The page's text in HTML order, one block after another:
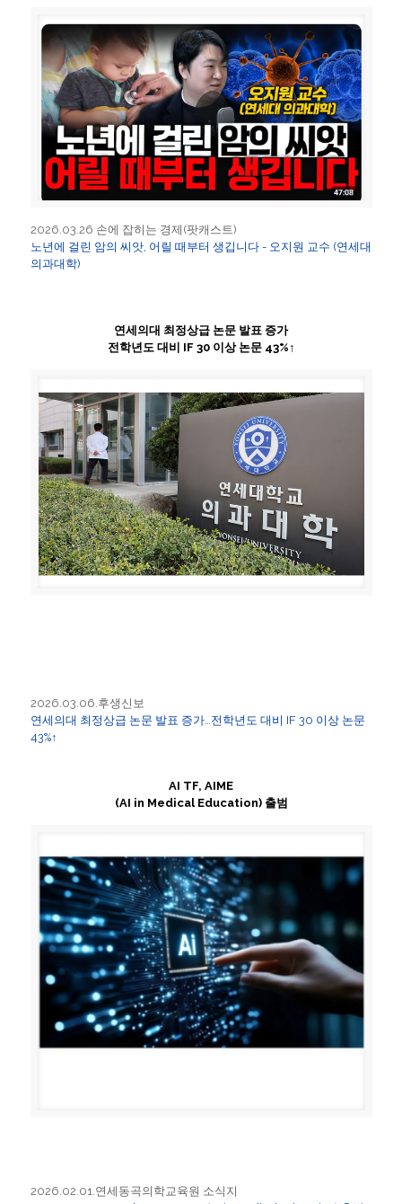
2026.03.26 손에 잡히는 경제(팟캐스트)
노년에 걸린 암의 씨앗, 어릴 때부터 생깁니다 - 오지원 교수 (연세대
의과대학)
연세의대 최정상급 논문 발표 증가
전학년도 대비 IF 30 이상 논문 43%↑
2026.03.06.후생신보
연세의대 최정상급 논문 발표 증가…전학년도 대비 IF 30 이상 논문
43%↑
AI TF, AIME
(AI in Medical Education) 출범
2026.02.01.연세동곡의학교육원 소식지